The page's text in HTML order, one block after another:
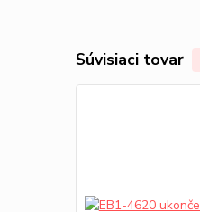
Súvisiaci tovar